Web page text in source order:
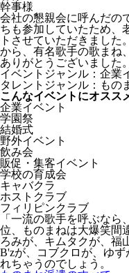
幹事様
会社の懇親会に呼んだの
ちも参加していたため、
トさせていただきました
から、有名歌手の歌まね
ありがとうございました。
イベントジャンル：企業
タレントジャンル：もの
こんなイベントにオスス
企業イベント
学園祭
結婚式
野外イベント
飲み会
販促・集客イベント
学校の育成会
キャバクラ
ホストクラブ
フィリピンクラブ
「一流の歌手を呼ぶな
位、ものまねは大爆笑間
ろみが、キムタクが、福
B'zが、コブクロが、ゆ
れちゃうのでしょう。